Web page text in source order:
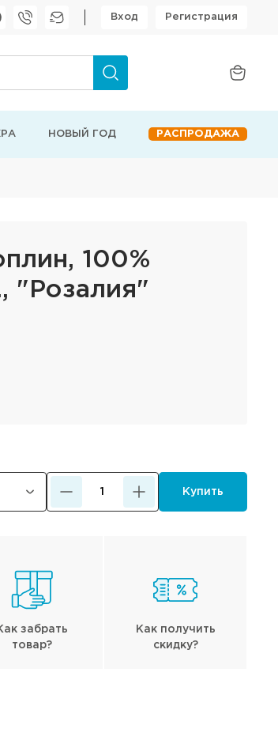
Вход Регистрация
НОВЫЙ ГОД РАСПРОДАЖА
100%
"Розалия"
Купить
забрать
товар?
Как получить
скидку?